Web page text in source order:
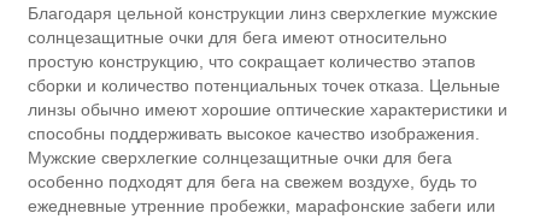
Благодаря цельной конструкции линз сверхлегкие мужские
солнцезащитные очки для бега имеют относительно
простую конструкцию, что сокращает количество этапов
сборки и количество потенциальных точек отказа. Цельные
линзы обычно имеют хорошие оптические характеристики и
способны поддерживать высокое качество изображения.
Мужские сверхлегкие солнцезащитные очки для бега
особенно подходят для бега на свежем воздухе, будь то
ежедневные утренние пробежки, марафонские забеги или